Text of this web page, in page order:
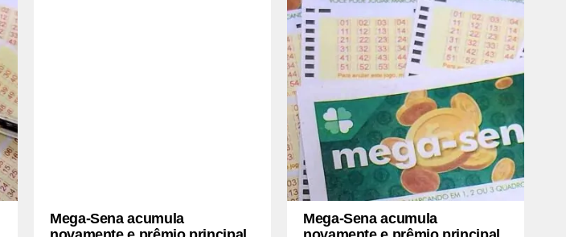
Mega-Sena acumula
Mega-Sena acumula